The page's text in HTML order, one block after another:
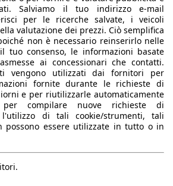
Salviamo il tuo indirizzo e-mail
per le ricerche salvate, i veicoli
valutazione dei prezzi. Ciò semplifica
non è necessario reinserirlo nelle
tuo consenso, le informazioni basate
ai concessionari che contatti.
vengono utilizzati dai fornitori per
fornite durante le richieste di
e per riutilizzarle automaticamente
compilare nuove richieste di
l'utilizzo di tali cookie/strumenti, tali
possono essere utilizzate in tutto o in